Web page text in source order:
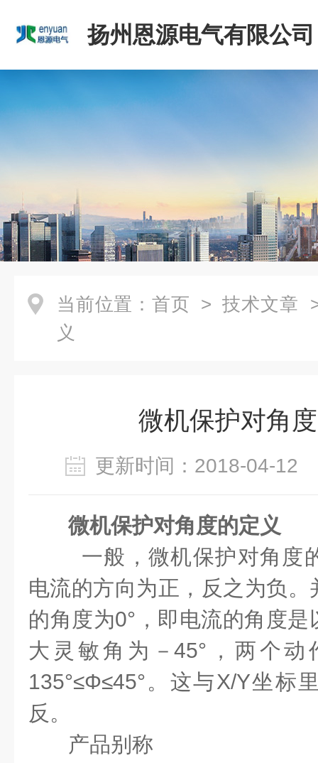
扬州恩源电气有限公司
当前位置： 首页 > 技术文章
义
微机保护对角
更新时间：2018-04-
微机保护对角度的定义
一般，微机保护对角度
电流的方向为正，反之为负
的角度为0°，即电流的角度
大灵敏角为－45°，两个
135°≤Φ≤45°。这与X/Y坐标
反。
产品别称